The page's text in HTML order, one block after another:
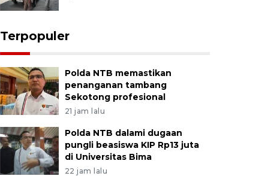
Terpopuler
Polda NTB memastikan
penanganan tambang
Sekotong profesional
21 jam lalu
Polda NTB dalami dugaan
pungli beasiswa KIP Rp13 juta
di Universitas Bima
22 jam lalu